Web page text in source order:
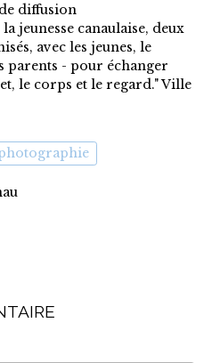
diffusion
jeunesse canaulaise, deux
avec les jeunes, le
parents - pour échanger
le corps et le regard." Ville